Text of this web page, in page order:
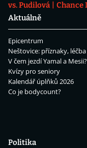
vs. Pudilová
Chance
Aktuálně
Epicentrum
Neštovice: příznaky, léčba
V čem jezdí Yamal a Mesii?
Kvízy pro seniory
Kalendář úplňků 2026
Co je bodycount?
Politika